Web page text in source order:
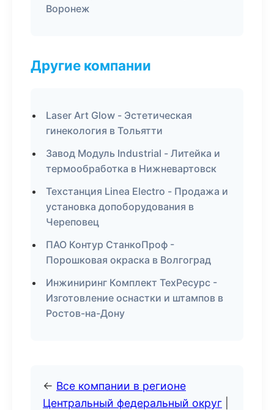
Воронеж
Другие компании
Laser Art Glow - Эстетическая
гинекология в Тольятти
Завод Модуль Industrial - Литейка и
термообработка в Нижневартовск
Техстанция Linea Electro - Продажа и
установка допоборудования в
Череповец
ПАО Контур СтанкоПроф -
Порошковая окраска в Волгоград
Инжиниринг Комплект ТехРесурс -
Изготовление оснастки и штампов в
Ростов-на-Дону
← Все компании в регионе
Центральный федеральный округ